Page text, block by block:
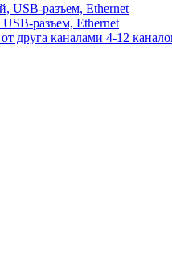
USB-разъем, Ethernet
разъем, Ethernet
друга каналами 4-12